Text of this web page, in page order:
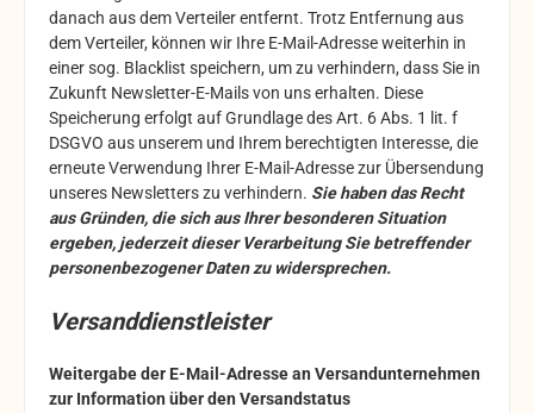
danach aus dem Verteiler entfernt. Trotz Entfernung aus
dem Verteiler, können wir Ihre E-Mail-Adresse weiterhin in
einer sog. Blacklist speichern, um zu verhindern, dass Sie in
Zukunft Newsletter-E-Mails von uns erhalten. Diese
Speicherung erfolgt auf Grundlage des Art. 6 Abs. 1 lit. f
DSGVO aus unserem und Ihrem berechtigten Interesse, die
erneute Verwendung Ihrer E-Mail-Adresse zur Übersendung
unseres Newsletters zu verhindern. Sie haben das Recht
aus Gründen, die sich aus Ihrer besonderen Situation
ergeben, jederzeit dieser Verarbeitung Sie betreffender
personenbezogener Daten zu widersprechen.
Versanddienstleister
Weitergabe der E-Mail-Adresse an Versandunternehmen
zur Information über den Versandstatus